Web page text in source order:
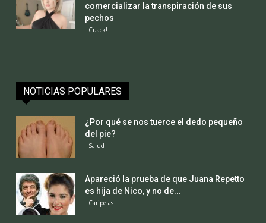
comercializar la transpiración de sus
pechos
Cuack!
NOTICIAS POPULARES
¿Por qué se nos tuerce el dedo pequeño
del pie?
Salud
Apareció la prueba de que Juana Repetto
es hija de Nico, y no de...
Caripelas